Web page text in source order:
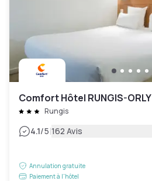
Comfort Hôtel RUNGIS-ORLY
Rungis
4.1/5|162 Avis
Annulation gratuite
Paiement à l'hôtel